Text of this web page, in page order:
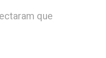
que